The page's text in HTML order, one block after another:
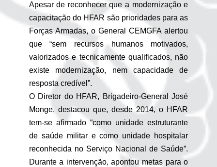
Apesar de reconhecer que a modernização e
capacitação do HFAR são prioridades para as
Forças Armadas, o General CEMGFA alertou
que “sem recursos humanos motivados,
valorizados e tecnicamente qualificados, não
existe modernização, nem capacidade de
resposta credível”.
O Diretor do HFAR, Brigadeiro-General José
Monge, destacou que, desde 2014, o HFAR
tem-se afirmado “como unidade estruturante
de saúde militar e como unidade hospitalar
reconhecida no Serviço Nacional de Saúde”.
Durante a intervenção, apontou metas para o